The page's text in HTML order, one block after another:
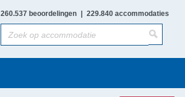
260.537 beoordelingen 229.840 accommodaties